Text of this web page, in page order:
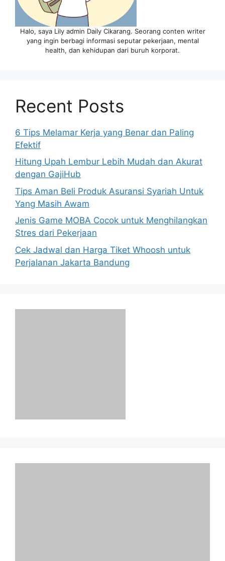
Halo, saya Lily admin Daily Cikarang. Seorang conten writer
yang ingin berbagi informasi seputar pekerjaan, mental
health, dan kehidupan dari buruh korporat.
Recent Posts
6 Tips Melamar Kerja yang Benar dan Paling
Efektif
Hitung Upah Lembur Lebih Mudah dan Akurat
dengan GajiHub
Tips Aman Beli Produk Asuransi Syariah Untuk
Yang Masih Awam
Jenis Game MOBA Cocok untuk Menghilangkan
Stres dari Pekerjaan
Cek Jadwal dan Harga Tiket Whoosh untuk
Perjalanan Jakarta Bandung